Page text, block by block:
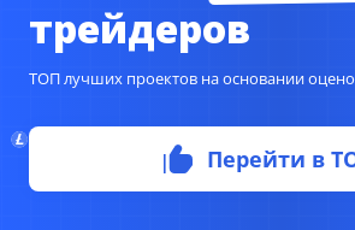
Прогноз цены BTC/
года
СВЕЖИЕ КОММЕНТАРИИ
трейдеров
ТОП лучших проектов на основании
Перейти в